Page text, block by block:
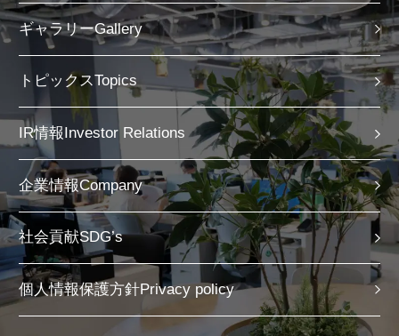
ギャラリー
トピックス
IR情報
企業情報
社会貢献
個人情報保護方針